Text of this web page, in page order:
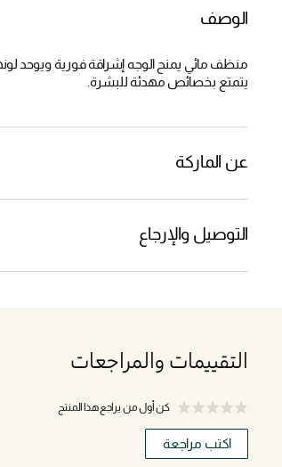
الوصف
منظف مائي يمنح الوجه إشراقة فورية ويوحد
يتمتع بخصائص مهدئة للبشرة.
عن الماركة
التوصيل والإرجاع
التقييمات والمراجعات
كن أول من يراجع هذا المنتج
اكتب مراجعة